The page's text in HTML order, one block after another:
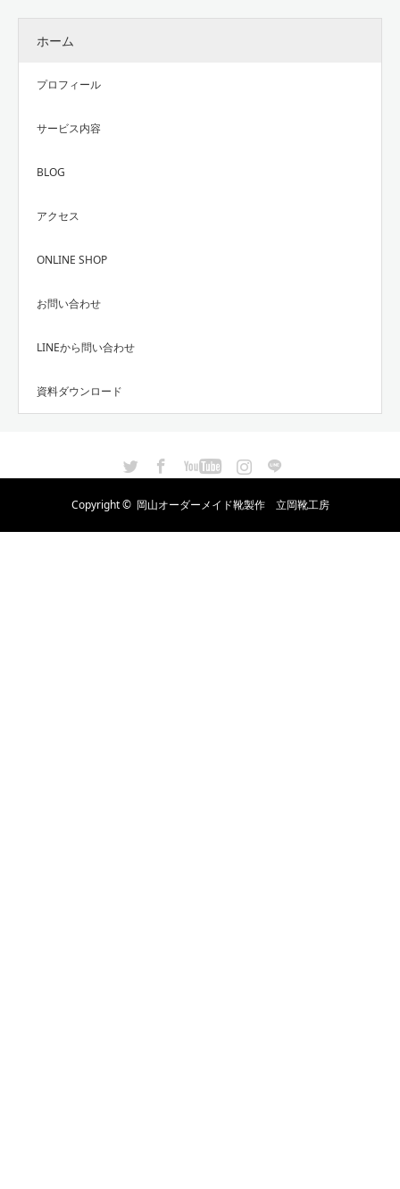
ホーム
プロフィール
サービス内容
BLOG
アクセス
ONLINE SHOP
お問い合わせ
LINEから問い合わせ
資料ダウンロード
Instagram
Copyright © 岡山オーダーメイド靴製作 立岡靴工房